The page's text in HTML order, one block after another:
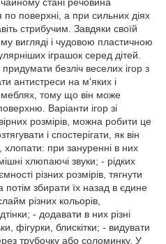
по поверхні, а при сильних діях
стрибучим. Завдяки своїй
вигляді і чудовою пластичною
іграшок серед дітей.
безліч веселих ігор з
антистреси на м'яких і
тому що він може
Варіанти ігор зі
розмірів, можна робити це
і спостерігати, як він
при зануренні в них
хлюпаючі звуки; - рідких
різних розмірів, тягнути
потім збирати їх назад в єдине
різних кольорів,
- додавати в них різні
фігурки, блискітки; - видувати
трубочку або соломинку. У